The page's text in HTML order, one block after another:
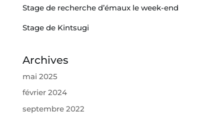
Stage de recherche d’émaux le week-end
Stage de Kintsugi
Archives
mai 2025
février 2024
septembre 2022